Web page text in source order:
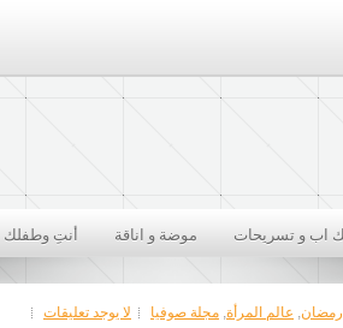
اب و تسريحات موضة و اناقة أنتِ وطفلك
رمضان, عالم المرأة, مجلة صوفيا لا يوجد تعليقات